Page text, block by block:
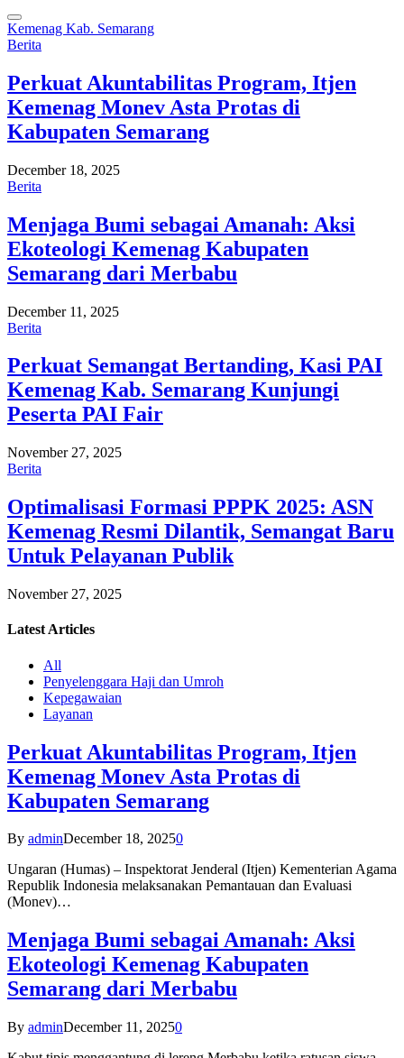
Kemenag Kab. Semarang
Berita
Perkuat Akuntabilitas Program, Itjen
Kemenag Monev Asta Protas di
Kabupaten Semarang
December 18, 2025
Berita
Menjaga Bumi sebagai Amanah: Aksi
Ekoteologi Kemenag Kabupaten
Semarang dari Merbabu
December 11, 2025
Berita
Perkuat Semangat Bertanding, Kasi PAI
Kemenag Kab. Semarang Kunjungi
Peserta PAI Fair
November 27, 2025
Berita
Optimalisasi Formasi PPPK 2025: ASN
Kemenag Resmi Dilantik, Semangat Baru
Untuk Pelayanan Publik
November 27, 2025
Latest Articles
All
Penyelenggara Haji dan Umroh
Kepegawaian
Layanan
Perkuat Akuntabilitas Program, Itjen
Kemenag Monev Asta Protas di
Kabupaten Semarang
By adminDecember 18, 20250
Ungaran (Humas) – Inspektorat Jenderal (Itjen) Kementerian Agama
Republik Indonesia melaksanakan Pemantauan dan Evaluasi
(Monev)…
Menjaga Bumi sebagai Amanah: Aksi
Ekoteologi Kemenag Kabupaten
Semarang dari Merbabu
By adminDecember 11, 20250